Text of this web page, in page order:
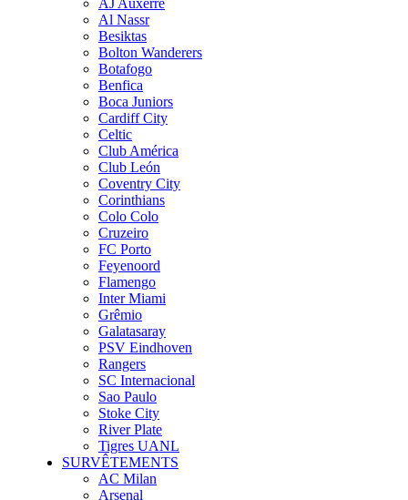
AJ Auxerre
Al Nassr
Besiktas
Bolton Wanderers
Botafogo
Benfica
Boca Juniors
Cardiff City
Celtic
Club América
Club León
Coventry City
Corinthians
Colo Colo
Cruzeiro
FC Porto
Feyenoord
Flamengo
Inter Miami
Grêmio
Galatasaray
PSV Eindhoven
Rangers
SC Internacional
Sao Paulo
Stoke City
River Plate
Tigres UANL
SURVÊTEMENTS
AC Milan
Arsenal